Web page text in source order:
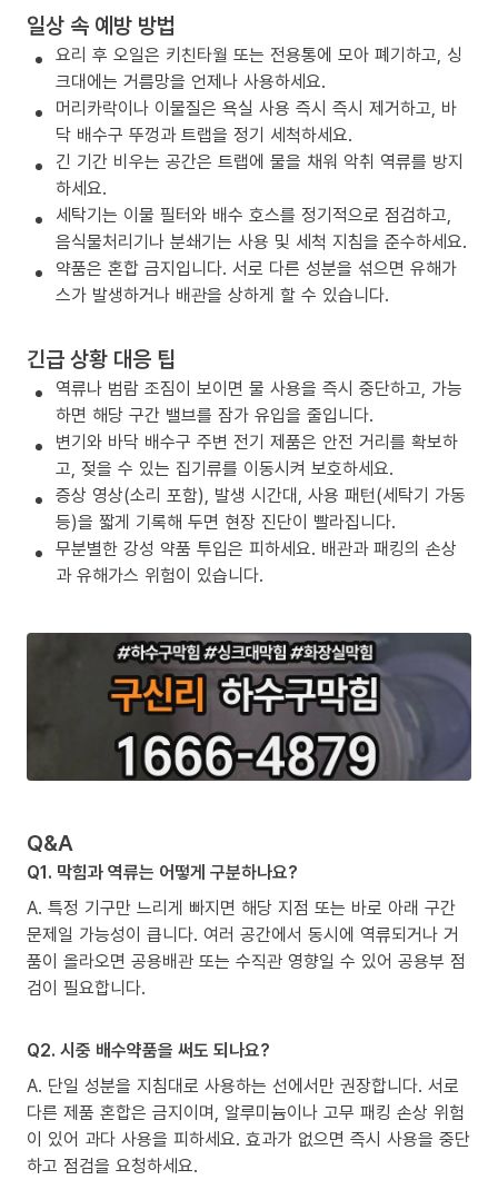
일상 속 예방 방법
요리 후 오일은 키친타월 또는 전용통에 모아 폐기하고, 싱
크대에는 거름망을 언제나 사용하세요.
머리카락이나 이물질은 욕실 사용 즉시 즉시 제거하고, 바
닥 배수구 뚜껑과 트랩을 정기 세척하세요.
긴 기간 비우는 공간은 트랩에 물을 채워 악취 역류를 방지
하세요.
세탁기는 이물 필터와 배수 호스를 정기적으로 점검하고,
음식물처리기나 분쇄기는 사용 및 세척 지침을 준수하세요.
약품은 혼합 금지입니다. 서로 다른 성분을 섞으면 유해가
스가 발생하거나 배관을 상하게 할 수 있습니다.
긴급 상황 대응 팁
역류나 범람 조짐이 보이면 물 사용을 즉시 중단하고, 가능
하면 해당 구간 밸브를 잠가 유입을 줄입니다.
변기와 바닥 배수구 주변 전기 제품은 안전 거리를 확보하
고, 젖을 수 있는 집기류를 이동시켜 보호하세요.
증상 영상(소리 포함), 발생 시간대, 사용 패턴(세탁기 가동
등)을 짧게 기록해 두면 현장 진단이 빨라집니다.
무분별한 강성 약품 투입은 피하세요. 배관과 패킹의 손상
과 유해가스 위험이 있습니다.
Q&A
Q1. 막힘과 역류는 어떻게 구분하나요?
A. 특정 기구만 느리게 빠지면 해당 지점 또는 바로 아래 구간
문제일 가능성이 큽니다. 여러 공간에서 동시에 역류되거나 거
품이 올라오면 공용배관 또는 수직관 영향일 수 있어 공용부 점
검이 필요합니다.
Q2. 시중 배수약품을 써도 되나요?
A. 단일 성분을 지침대로 사용하는 선에서만 권장합니다. 서로
다른 제품 혼합은 금지이며, 알루미늄이나 고무 패킹 손상 위험
이 있어 과다 사용을 피하세요. 효과가 없으면 즉시 사용을 중단
하고 점검을 요청하세요.